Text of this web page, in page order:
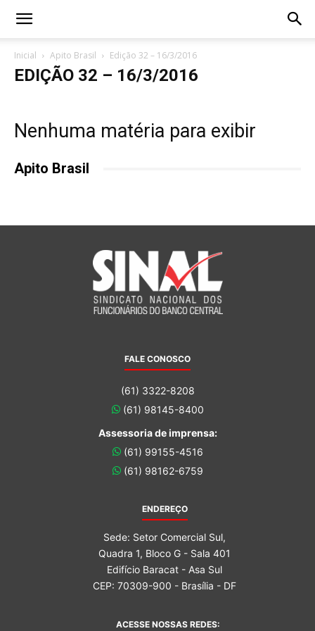
Inicial Apito Brasil Edição 32 – 16/3/2016
EDIÇÃO 32 – 16/3/2016
Nenhuma matéria para exibir
Apito Brasil
FALE CONOSCO
(61) 3322-8208
(61) 98145-8400
Assessoria de imprensa:
(61) 99155-4516
(61) 98162-6759
ENDEREÇO
Sede: Setor Comercial Sul,
Quadra 1, Bloco G - Sala 401
Edifício Baracat - Asa Sul
CEP: 70309-900 - Brasília - DF
ACESSE NOSSAS REDES: